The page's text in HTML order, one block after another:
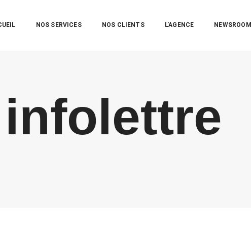
NOS SERVICES NOS CLIENTS L’AGENCE NEWSROOM
infolettre